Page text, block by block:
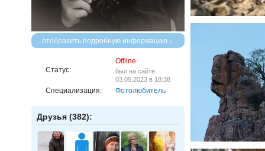
отобразить подробную информацию ↓
Статус:
Offline
был на сайте
03.05.2023 в 18:38
Специализация: Фотолюбитель
Друзья (382):